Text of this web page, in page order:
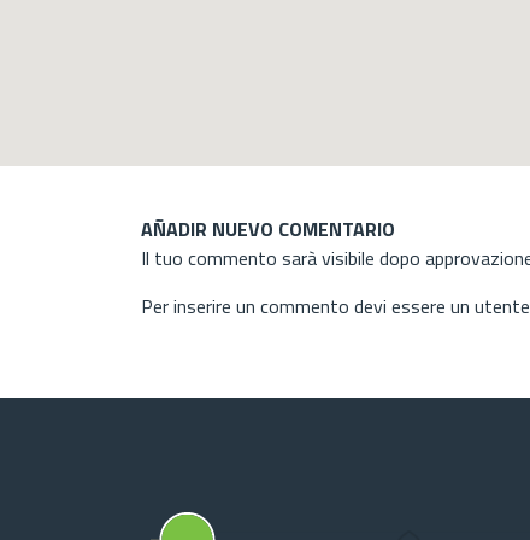
AÑADIR NUEVO COMENTARIO
Il tuo commento sarà visibile dopo
Per inserire un commento devi essere un